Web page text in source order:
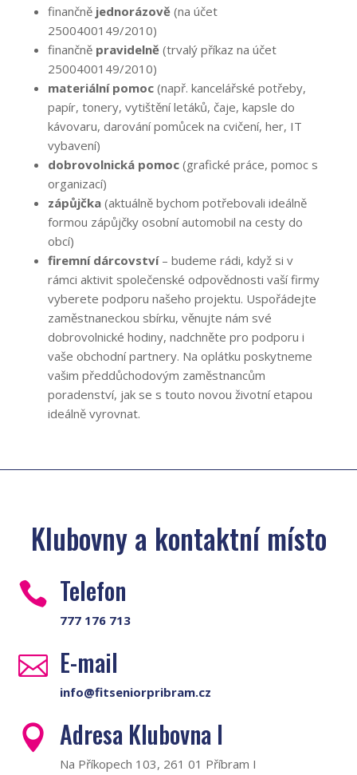
finančně jednorázově(na účet
2500400149/2010)
finančně pravidelně (trvalý příkaz na účet
2500400149/2010)
materiální pomoc(např. kancelářské potřeby,
papír, tonery, vytištění letáků, čaje, kapsle do
kávovaru, darování pomůcek na cvičení, her, IT
vybavení)
dobrovolnická pomoc(grafické práce, pomoc s
organizací)
zápůjčka(aktuálně bychom potřebovali ideálně
formou zápůjčky osobní automobil na cesty do
obcí)
firemní dárcovství– budeme rádi, když si v
rámci aktivit společenské odpovědnosti vaší firmy
vyberete podporu našeho projektu. Uspořádejte
zaměstnaneckou sbírku, věnujte nám své
dobrovolnické hodiny, nadchněte pro podporu i
vaše obchodní partnery. Na oplátku poskytneme
vašim předdůchodovým zaměstnancům
poradenství, jak se s touto novou životní etapou
ideálně vyrovnat.
Klubovny a kontaktní místo
 Telefon
777 176 713
 E-mail
info@fitseniorpribram.cz
 Adresa Klubovna I
Na Příkopech 103, 261 01 Příbram I